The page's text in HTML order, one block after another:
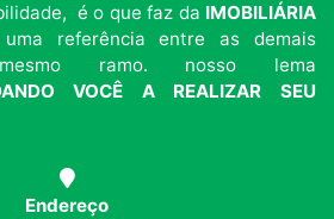
é o que faz da IMOBILIÁRIA
uma referência entre as demais
ramo. nosso lema
VOCÊ A REALIZAR SEU
Endereço